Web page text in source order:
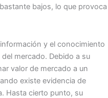
bajos, lo que provoca
y el conocimiento
mercado. Debido a su
valor de mercado a un
existe evidencia de
Hasta cierto punto, su